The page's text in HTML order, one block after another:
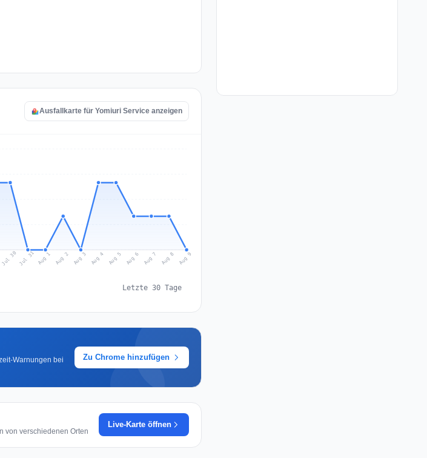
Ausfallkarte für Yomiuri Service anzeigen
Jul 30 Jul 31 Aug 1 Aug 2 Aug 3 Aug 4 Aug 5 Aug 6 Aug 7 Aug 8 Aug 9
Letzte 30 Tage
Warnungen bei
Zu Chrome hinzufügen
von verschiedenen Orten
Live-Karte öffnen